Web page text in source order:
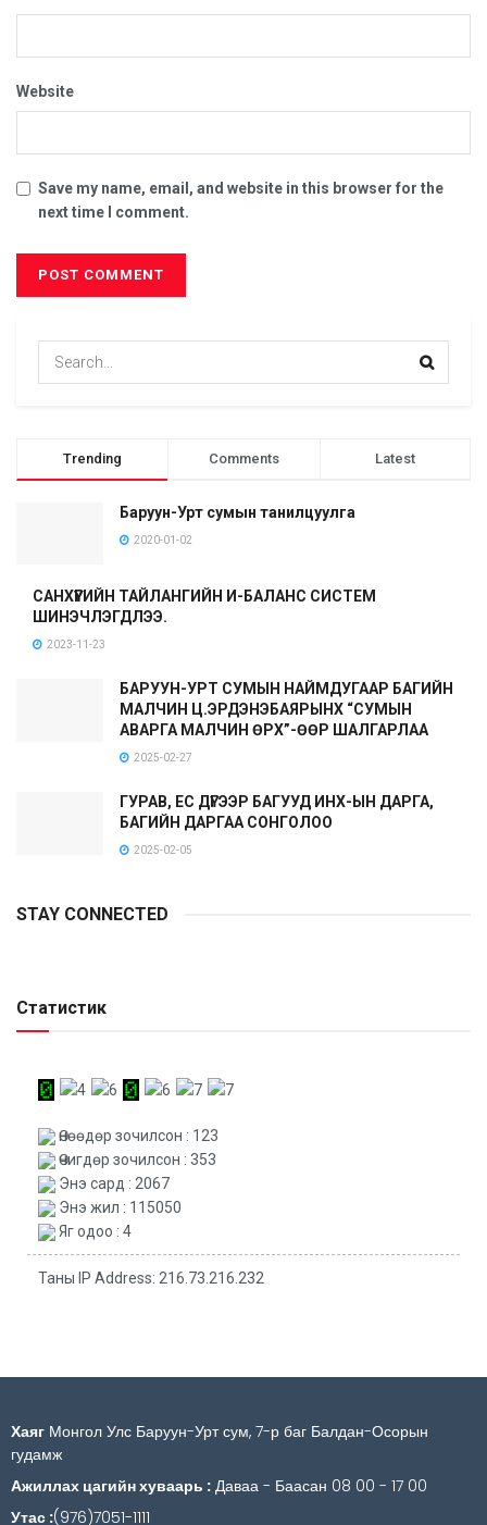
Website
Save my name, email, and website in this browser for the
next time I comment.
Trending Comments Latest
Баруун-Урт сумын танилцуулга
2020-01-02
САНХҮҮГИЙН ТАЙЛАНГИЙН И-БАЛАНС СИСТЕМ
ШИНЭЧЛЭГДЛЭЭ.
2023-11-23
БАРУУН-УРТ СУМЫН НАЙМДУГААР БАГИЙН
МАЛЧИН Ц.ЭРДЭНЭБАЯРЫНХ “СУМЫН
АВАРГА МАЛЧИН ӨРХ”-ӨӨР ШАЛГАРЛАА
2025-02-27
ГУРАВ, ЕС ДҮГЭЭР БАГУУД ИНХ-ЫН ДАРГА,
БАГИЙН ДАРГАА СОНГОЛОО
2025-02-05
STAY CONNECTED
Статистик
Өнөөдөр зочилсон : 123
Өчигдөр зочилсон : 353
Энэ сард : 2067
Энэ жил : 115050
Яг одоо : 4
Таны IP Address: 216.73.216.232
Хаяг Монгол Улс Баруун-Урт сум, 7-р баг Балдан-Осорын
гудамж
Ажиллах цагийн хуваарь : Даваа - Баасан 08 00 - 17 00
Утас :(976)7051-1111